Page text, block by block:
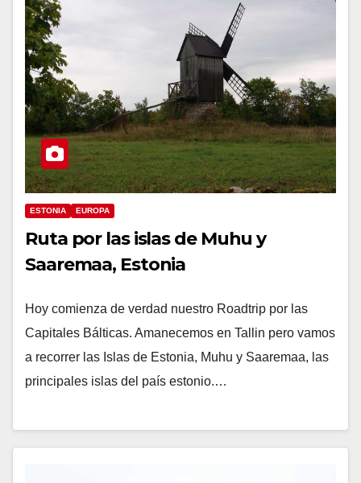
ESTONIA EUROPA
Ruta por las islas de Muhu y
Saaremaa, Estonia
Hoy comienza de verdad nuestro Roadtrip por las
Capitales Bálticas. Amanecemos en Tallin pero vamos
a recorrer las Islas de Estonia, Muhu y Saaremaa, las
principales islas del país estonio.…